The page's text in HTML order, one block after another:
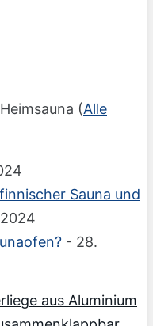
(Alle
Sauna und
- 28.
aus Aluminium